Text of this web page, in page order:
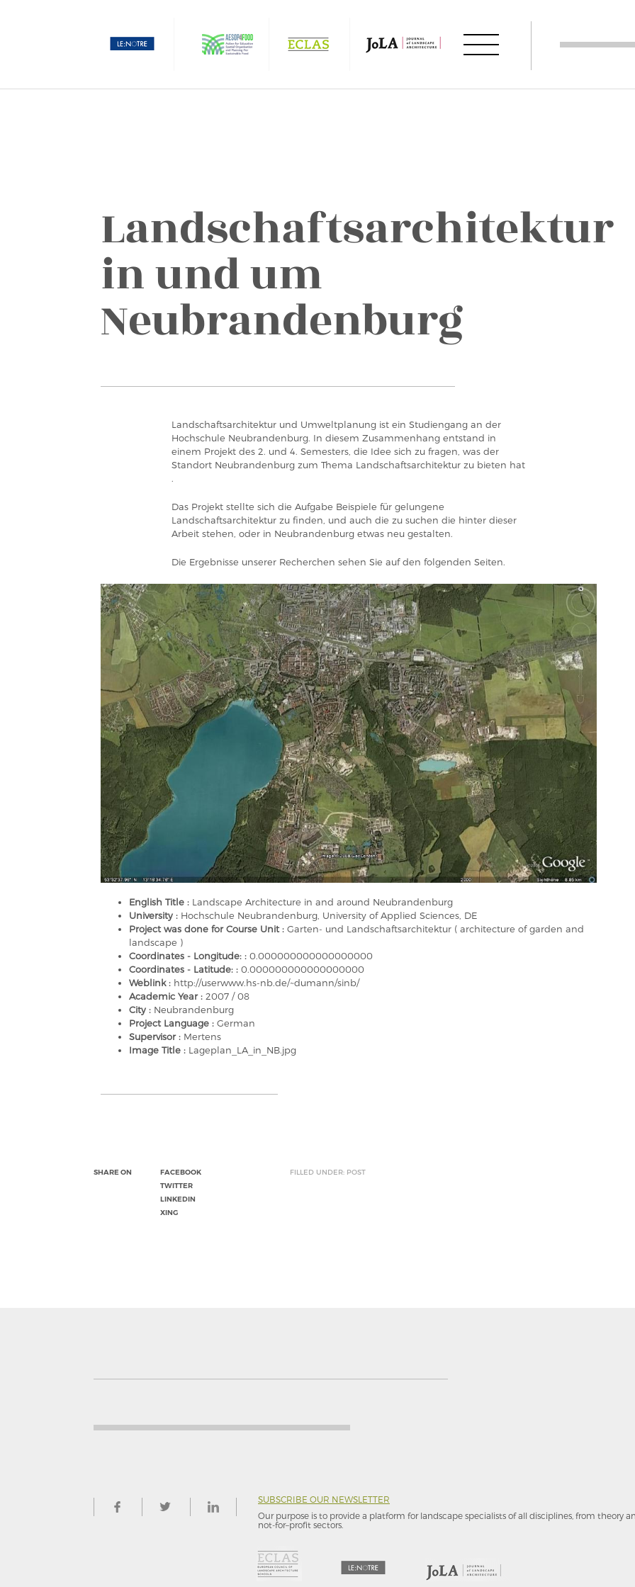
Landschaftsarchitektur
in und um
Neubrandenburg
Landschaftsarchitektur und Umweltplanung ist ein Studiengang an der
Hochschule Neubrandenburg. In diesem Zusammenhang entstand in
einem Projekt des 2. und 4. Semesters, die Idee sich zu fragen, was der
Standort Neubrandenburg zum Thema Landschaftsarchitektur zu bieten hat
.
Das Projekt stellte sich die Aufgabe Beispiele für gelungene
Landschaftsarchitektur zu finden, und auch die zu suchen die hinter dieser
Arbeit stehen, oder in Neubrandenburg etwas neu gestalten.
Die Ergebnisse unserer Recherchen sehen Sie auf den folgenden Seiten.
English Title : Landscape Architecture in and around Neubrandenburg
University : Hochschule Neubrandenburg, University of Applied Sciences, DE
Project was done for Course Unit : Garten- und Landschaftsarchitektur ( architecture of garden and
landscape )
Coordinates - Longitude: : 0.000000000000000000
Coordinates - Latitude: : 0.000000000000000000
Weblink : http://userwww.hs-nb.de/~dumann/sinb/
Academic Year : 2007 / 08
City : Neubrandenburg
Project Language : German
Supervisor : Mertens
Image Title : Lageplan_LA_in_NB.jpg
SHARE ON
FACEBOOK
TWITTER
LINKEDIN
XING
FILLED UNDER: POST
SUBSCRIBE OUR NEWSLETTER
Our purpose is to provide a platform for landscape specialists of all disciplines, from theory
not-for–profit sectors.